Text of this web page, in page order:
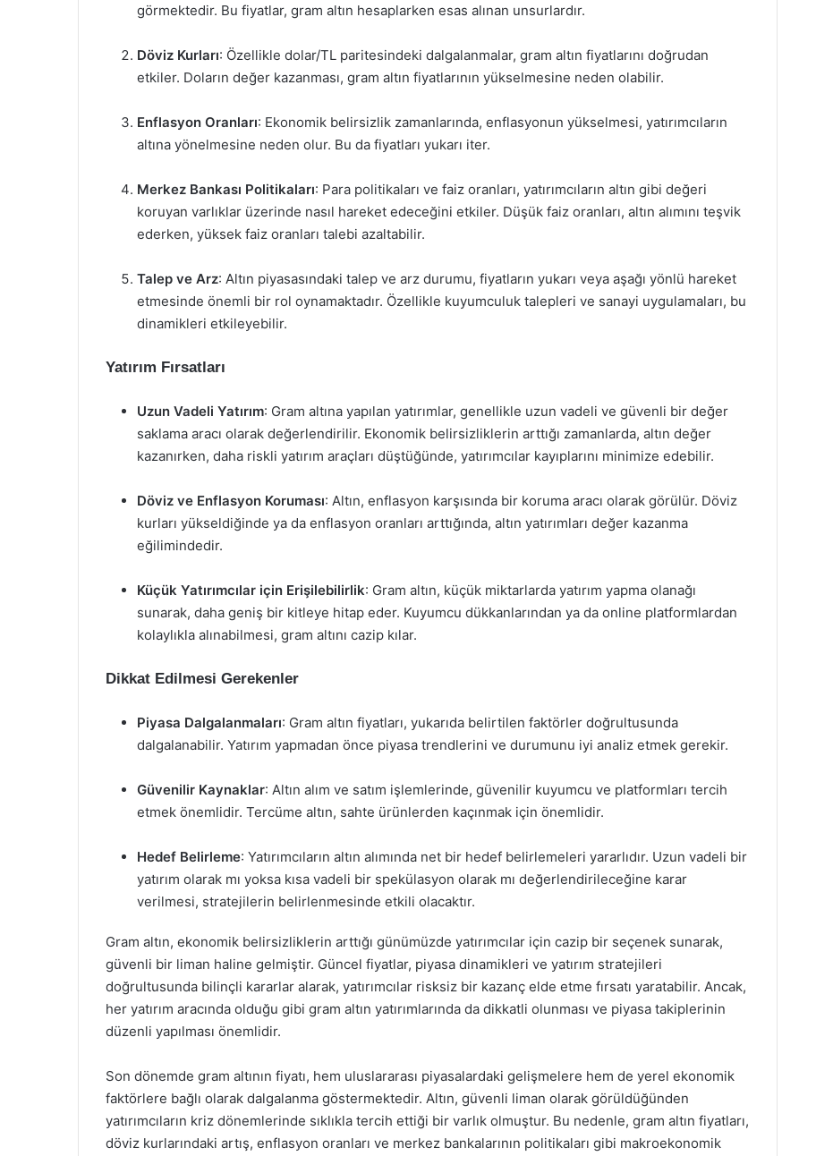
görmektedir. Bu fiyatlar, gram altın hesaplarken esas alınan unsurlardır.
Döviz Kurları: Özellikle dolar/TL paritesindeki dalgalanmalar, gram altın fiyatlarını doğrudan
etkiler. Doların değer kazanması, gram altın fiyatlarının yükselmesine neden olabilir.
Enflasyon Oranları: Ekonomik belirsizlik zamanlarında, enflasyonun yükselmesi, yatırımcıların
altına yönelmesine neden olur. Bu da fiyatları yukarı iter.
Merkez Bankası Politikaları: Para politikaları ve faiz oranları, yatırımcıların altın gibi değeri
koruyan varlıklar üzerinde nasıl hareket edeceğini etkiler. Düşük faiz oranları, altın alımını teşvik
ederken, yüksek faiz oranları talebi azaltabilir.
Talep ve Arz: Altın piyasasındaki talep ve arz durumu, fiyatların yukarı veya aşağı yönlü hareket
etmesinde önemli bir rol oynamaktadır. Özellikle kuyumculuk talepleri ve sanayi uygulamaları, bu
dinamikleri etkileyebilir.
Yatırım Fırsatları
Uzun Vadeli Yatırım: Gram altına yapılan yatırımlar, genellikle uzun vadeli ve güvenli bir değer
saklama aracı olarak değerlendirilir. Ekonomik belirsizliklerin arttığı zamanlarda, altın değer
kazanırken, daha riskli yatırım araçları düştüğünde, yatırımcılar kayıplarını minimize edebilir.
Döviz ve Enflasyon Koruması: Altın, enflasyon karşısında bir koruma aracı olarak görülür. Döviz
kurları yükseldiğinde ya da enflasyon oranları arttığında, altın yatırımları değer kazanma
eğilimindedir.
Küçük Yatırımcılar için Erişilebilirlik: Gram altın, küçük miktarlarda yatırım yapma olanağı
sunarak, daha geniş bir kitleye hitap eder. Kuyumcu dükkanlarından ya da online platformlardan
kolaylıkla alınabilmesi, gram altını cazip kılar.
Dikkat Edilmesi Gerekenler
Piyasa Dalgalanmaları: Gram altın fiyatları, yukarıda belirtilen faktörler doğrultusunda
dalgalanabilir. Yatırım yapmadan önce piyasa trendlerini ve durumunu iyi analiz etmek gerekir.
Güvenilir Kaynaklar: Altın alım ve satım işlemlerinde, güvenilir kuyumcu ve platformları tercih
etmek önemlidir. Tercüme altın, sahte ürünlerden kaçınmak için önemlidir.
Hedef Belirleme: Yatırımcıların altın alımında net bir hedef belirlemeleri yararlıdır. Uzun vadeli bir
yatırım olarak mı yoksa kısa vadeli bir spekülasyon olarak mı değerlendirileceğine karar
verilmesi, stratejilerin belirlenmesinde etkili olacaktır.
Gram altın, ekonomik belirsizliklerin arttığı günümüzde yatırımcılar için cazip bir seçenek sunarak,
güvenli bir liman haline gelmiştir. Güncel fiyatlar, piyasa dinamikleri ve yatırım stratejileri
doğrultusunda bilinçli kararlar alarak, yatırımcılar risksiz bir kazanç elde etme fırsatı yaratabilir. Ancak,
her yatırım aracında olduğu gibi gram altın yatırımlarında da dikkatli olunması ve piyasa takiplerinin
düzenli yapılması önemlidir.
Son dönemde gram altının fiyatı, hem uluslararası piyasalardaki gelişmelere hem de yerel ekonomik
faktörlere bağlı olarak dalgalanma göstermektedir. Altın, güvenli liman olarak görüldüğünden
yatırımcıların kriz dönemlerinde sıklıkla tercih ettiği bir varlık olmuştur. Bu nedenle, gram altın fiyatları,
döviz kurlarındaki artış, enflasyon oranları ve merkez bankalarının politikaları gibi makroekonomik